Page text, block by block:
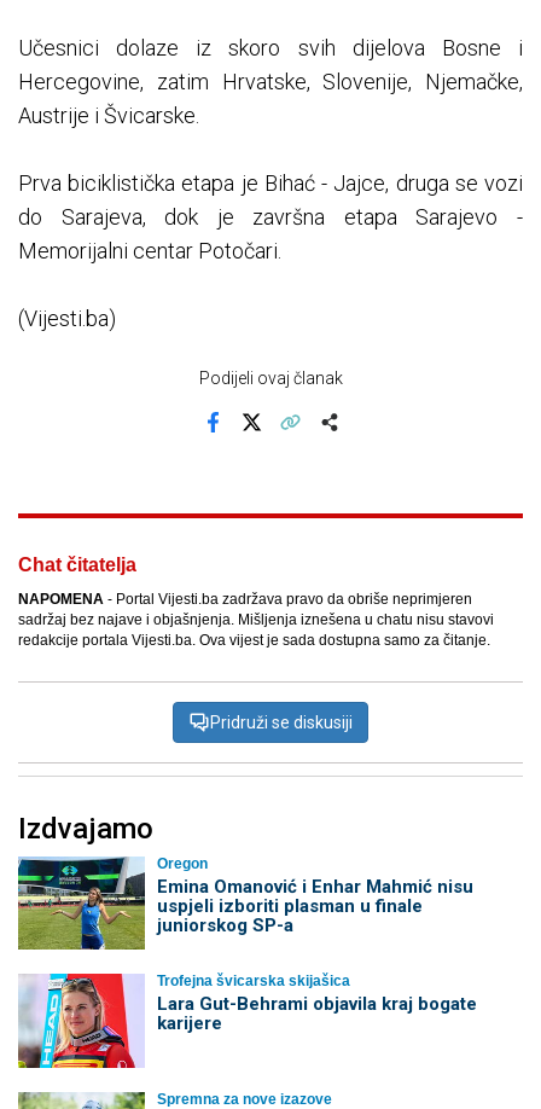
Učesnici dolaze iz skoro svih dijelova Bosne i
Hercegovine, zatim Hrvatske, Slovenije, Njemačke,
Austrije i Švicarske.
Prva biciklistička etapa je Bihać - Jajce, druga se vozi
do Sarajeva, dok je završna etapa Sarajevo -
Memorijalni centar Potočari.
(Vijesti.ba)
Podijeli ovaj članak
Facebook
Chat čitatelja
NAPOMENA - Portal Vijesti.ba zadržava pravo da obriše neprimjeren
sadržaj bez najave i objašnjenja. Mišljenja iznešena u chatu nisu stavovi
redakcije portala Vijesti.ba. Ova vijest je sada dostupna samo za čitanje.
Pridruži se diskusiji
Izdvajamo
Oregon
Emina Omanović i Enhar Mahmić nisu
uspjeli izboriti plasman u finale
juniorskog SP-a
Trofejna švicarska skijašica
Lara Gut-Behrami objavila kraj bogate
karijere
Spremna za nove izazove